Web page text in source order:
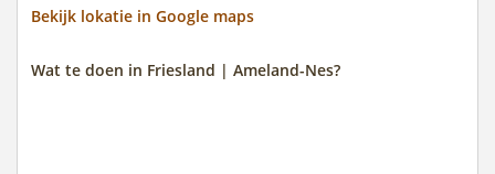
Bekijk lokatie in Google maps
Wat te doen in Friesland | Ameland-Nes?